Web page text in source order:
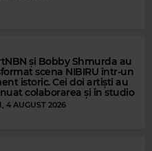
și Bobby Shmurda au
scena NIBIRU într-un
istoric. Cei doi artiști au
colaborarea și în studio
4 AUGUST 2026